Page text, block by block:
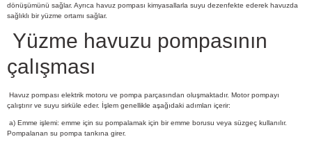
dönüşümünü sağlar. Ayrıca havuz pompası kimyasallarla suyu dezenfekte ederek havuzda
sağlıklı bir yüzme ortamı sağlar.
Yüzme havuzu pompasının
çalışması
Havuz pompası elektrik motoru ve pompa parçasından oluşmaktadır. Motor pompayı
çalıştırır ve suyu sirküle eder. İşlem genellikle aşağıdaki adımları içerir:
a) Emme işlemi: emme için su pompalamak için bir emme borusu veya süzgeç kullanılır.
Pompalanan su pompa tankına girer.